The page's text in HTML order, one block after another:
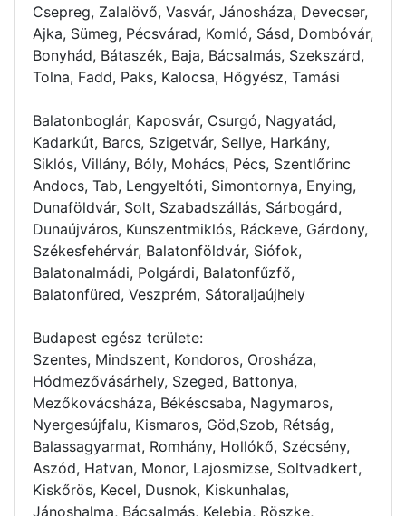
Csepreg, Zalalövő, Vasvár, Jánosháza, Devecser,
Ajka, Sümeg, Pécsvárad, Komló, Sásd, Dombóvár,
Bonyhád, Bátaszék, Baja, Bácsalmás, Szekszárd,
Tolna, Fadd, Paks, Kalocsa, Hőgyész, Tamási
Balatonboglár, Kaposvár, Csurgó, Nagyatád,
Kadarkút, Barcs, Szigetvár, Sellye, Harkány,
Siklós, Villány, Bóly, Mohács, Pécs, Szentlőrinc
Andocs, Tab, Lengyeltóti, Simontornya, Enying,
Dunaföldvár, Solt, Szabadszállás, Sárbogárd,
Dunaújváros, Kunszentmiklós, Ráckeve, Gárdony,
Székesfehérvár, Balatonföldvár, Siófok,
Balatonalmádi, Polgárdi, Balatonfűzfő,
Balatonfüred, Veszprém, Sátoraljaújhely
Budapest egész területe:
Szentes, Mindszent, Kondoros, Orosháza,
Hódmezővásárhely, Szeged, Battonya,
Mezőkovácsháza, Békéscsaba, Nagymaros,
Nyergesújfalu, Kismaros, Göd,Szob, Rétság,
Balassagyarmat, Romhány, Hollókő, Szécsény,
Aszód, Hatvan, Monor, Lajosmizse, Soltvadkert,
Kiskőrös, Kecel, Dusnok, Kiskunhalas,
Jánoshalma, Bácsalmás, Kelebia, Röszke,